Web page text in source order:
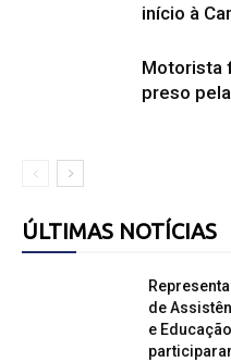
início à
Motorista
preso
ÚLTIMAS NOTÍCIAS
de
e